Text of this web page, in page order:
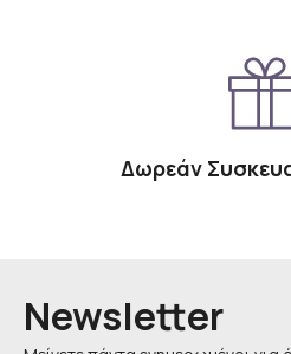
Δωρεάν
Newsletter